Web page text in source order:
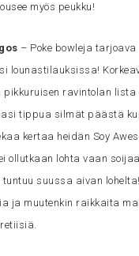
myös peukku!
– Poke bowleja tarjoava
lounastilauksissa!
pikkuruisen ravintolan lista
tippua silmät päästä
kertaa heidän Soy
ollutkaan lohta vaan
suussa aivan
ja muutenkin raikkaita